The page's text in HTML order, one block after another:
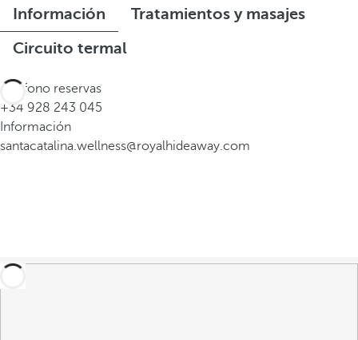
Información
Tratamientos y masajes
Circuito termal
Teléfono reservas
+34 928 243 045
Información
santacatalina.wellness@royalhideaway.com